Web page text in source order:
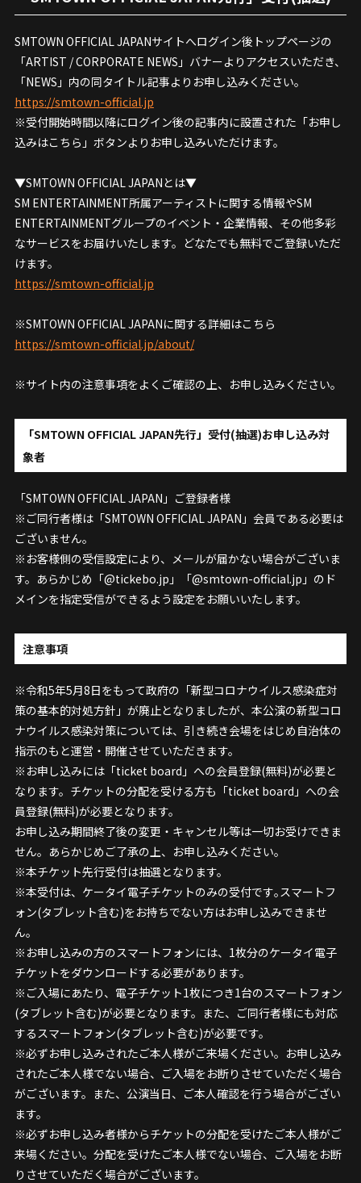
SMTOWN OFFICIAL JAPANサイトへログイン後トップページの
「ARTIST / CORPORATE NEWS」バナーよりアクセスいただき、
「NEWS」内の同タイトル記事よりお申し込みください。
https://smtown-official.jp
※受付開始時間以降にログイン後の記事内に設置された「お申し
込みはこちら」ボタンよりお申し込みいただけます。
▼SMTOWN OFFICIAL JAPANとは▼
SM ENTERTAINMENT所属アーティストに関する情報やSM
ENTERTAINMENTグループのイベント・企業情報、その他多彩
なサービスをお届けいたします。どなたでも無料でご登録いただ
けます。
https://smtown-official.jp
※SMTOWN OFFICIAL JAPANに関する詳細はこちら
https://smtown-official.jp/about/
※サイト内の注意事項をよくご確認の上、お申し込みください。
「SMTOWN OFFICIAL JAPAN先行」受付(抽選)お申し込み対
象者
「SMTOWN OFFICIAL JAPAN」ご登録者様
※ご同行者様は「SMTOWN OFFICIAL JAPAN」会員である必要は
ございません。
※お客様側の受信設定により、メールが届かない場合がございま
す。あらかじめ「@tickebo.jp」「@smtown-official.jp」のド
メインを指定受信ができるよう設定をお願いいたします。
注意事項
※令和5年5月8日をもって政府の「新型コロナウイルス感染症対
策の基本的対処方針」が廃止となりましたが、本公演の新型コロ
ナウイルス感染対策については、引き続き会場をはじめ自治体の
指示のもと運営・開催させていただきます。
※お申し込みには「ticket board」への会員登録(無料)が必要と
なります。チケットの分配を受ける方も「ticket board」への会
員登録(無料)が必要となります。
お申し込み期間終了後の変更・キャンセル等は一切お受けできま
せん。あらかじめご了承の上、お申し込みください。
※本チケット先行受付は抽選となります。
※本受付は、ケータイ電子チケットのみの受付です｡スマートフ
ォン(タブレット含む)をお持ちでない方はお申し込みできませ
ん。
※お申し込みの方のスマートフォンには、1枚分のケータイ電子
チケットをダウンロードする必要があります。
※ご入場にあたり、電子チケット1枚につき1台のスマートフォン
(タブレット含む)が必要となります。また、ご同行者様にも対応
するスマートフォン(タブレット含む)が必要です。
※必ずお申し込みされたご本人様がご来場ください。お申し込み
されたご本人様でない場合、ご入場をお断りさせていただく場合
がございます。また、公演当日、ご本人確認を行う場合がござい
ます。
※必ずお申し込み者様からチケットの分配を受けたご本人様がご
来場ください。分配を受けたご本人様でない場合、ご入場をお断
りさせていただく場合がございます。